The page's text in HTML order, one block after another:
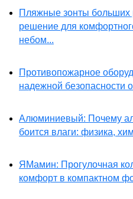
Пляжные зонты больших
решение для
небом...
Противопожарное
надежной безопасности
Алюминиевый: Почему
боится влаги: физика,
ЯМамин: Прогулочная
комфорт в компактном